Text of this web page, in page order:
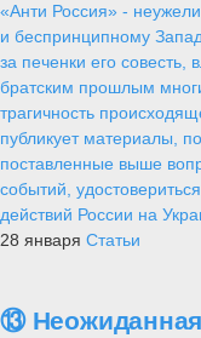
«Анти Россия» -
и беспринципному
за печенки его
братским прошлым
трагичность
публикует материалы,
поставленные выше
событий,
действий России на
28 января Статьи
⑬ Неожиданная